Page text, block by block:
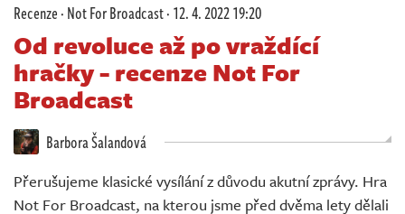
Redakce
Živě
Recenze·Not For Broadcast·12. 4. 2022 19:20
Od revoluce až po vraždící
hračky - recenze Not For
Broadcast
Barbora Šalandová
Přerušujeme klasické vysílání z důvodu akutní zprávy. Hra
Not For Broadcast, na kterou jsme před dvěma lety dělali